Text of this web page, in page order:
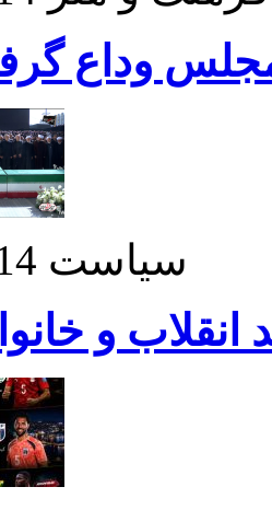
وداع
سیاست 14 تیر
انقلاب و